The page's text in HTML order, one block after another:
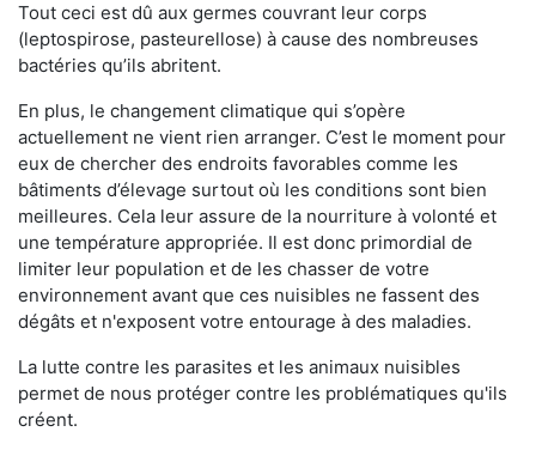
Tout ceci est dû aux germes couvrant leur corps
(leptospirose, pasteurellose) à cause des nombreuses
bactéries qu’ils abritent.
En plus, le changement climatique qui s’opère
actuellement ne vient rien arranger. C’est le moment pour
eux de chercher des endroits favorables comme les
bâtiments d’élevage surtout où les conditions sont bien
meilleures. Cela leur assure de la nourriture à volonté et
une température appropriée. Il est donc primordial de
limiter leur population et de les chasser de votre
environnement avant que ces nuisibles ne fassent des
dégâts et n'exposent votre entourage à des maladies.
La lutte contre les parasites et les animaux nuisibles
permet de nous protéger contre les problématiques qu'ils
créent.